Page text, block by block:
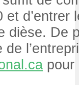
d’entrer
dièse. De
pour